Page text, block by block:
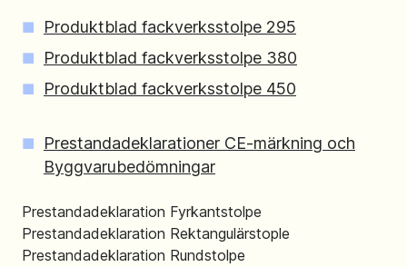
Produktblad fackverksstolpe 295
Produktblad fackverksstolpe 380
Produktblad fackverksstolpe 450
Prestandadeklarationer CE-märkning och
Byggvarubedömningar
Prestandadeklaration Fyrkantstolpe
Prestandadeklaration Rektangulärstople
Prestandadeklaration Rundstolpe